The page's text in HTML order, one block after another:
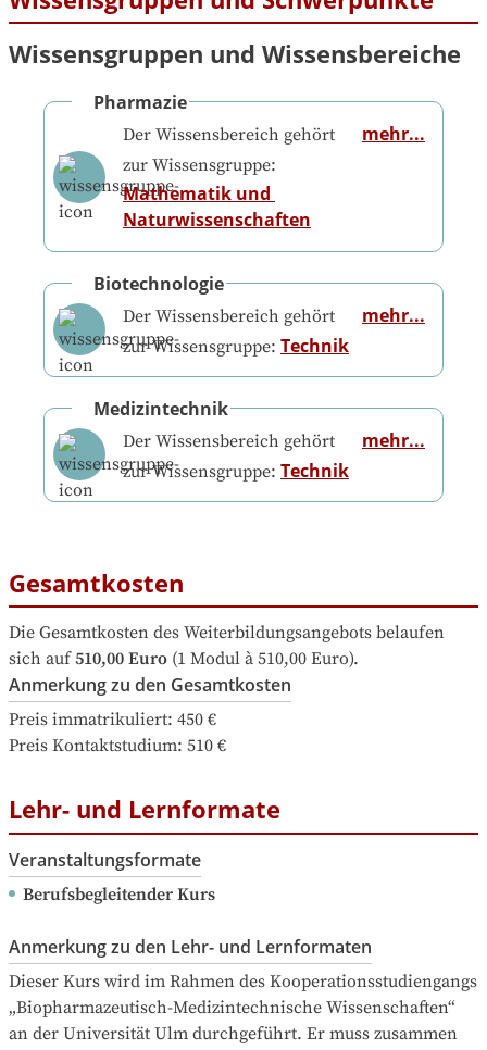
Wissensgruppen und Wissensbereiche
Pharmazie
Der Wissensbereich gehört
zur Wissensgruppe:
Mathematik und
Naturwissenschaften
mehr...
Biotechnologie
Der Wissensbereich gehört
zur Wissensgruppe: Technik
mehr...
Medizintechnik
Der Wissensbereich gehört
zur Wissensgruppe: Technik
mehr...
Gesamtkosten
Die Gesamtkosten des Weiterbildungsangebots belaufen
sich auf 510,00 Euro (1 Modul à 510,00 Euro).
Anmerkung zu den Gesamtkosten
Preis immatrikuliert: 450 €
Preis Kontaktstudium: 510 €
Lehr- und Lernformate
Veranstaltungsformate
Berufsbegleitender Kurs
Anmerkung zu den Lehr- und Lernformaten
Dieser Kurs wird im Rahmen des Kooperationsstudiengangs
„Biopharmazeutisch-Medizintechnische Wissenschaften“
an der Universität Ulm durchgeführt. Er muss zusammen